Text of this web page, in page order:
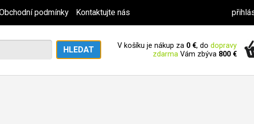
podmínky Kontaktujte nás
V košíku je nákup za 0 €, do dopravy
zdarma Vám zbýva 800 €